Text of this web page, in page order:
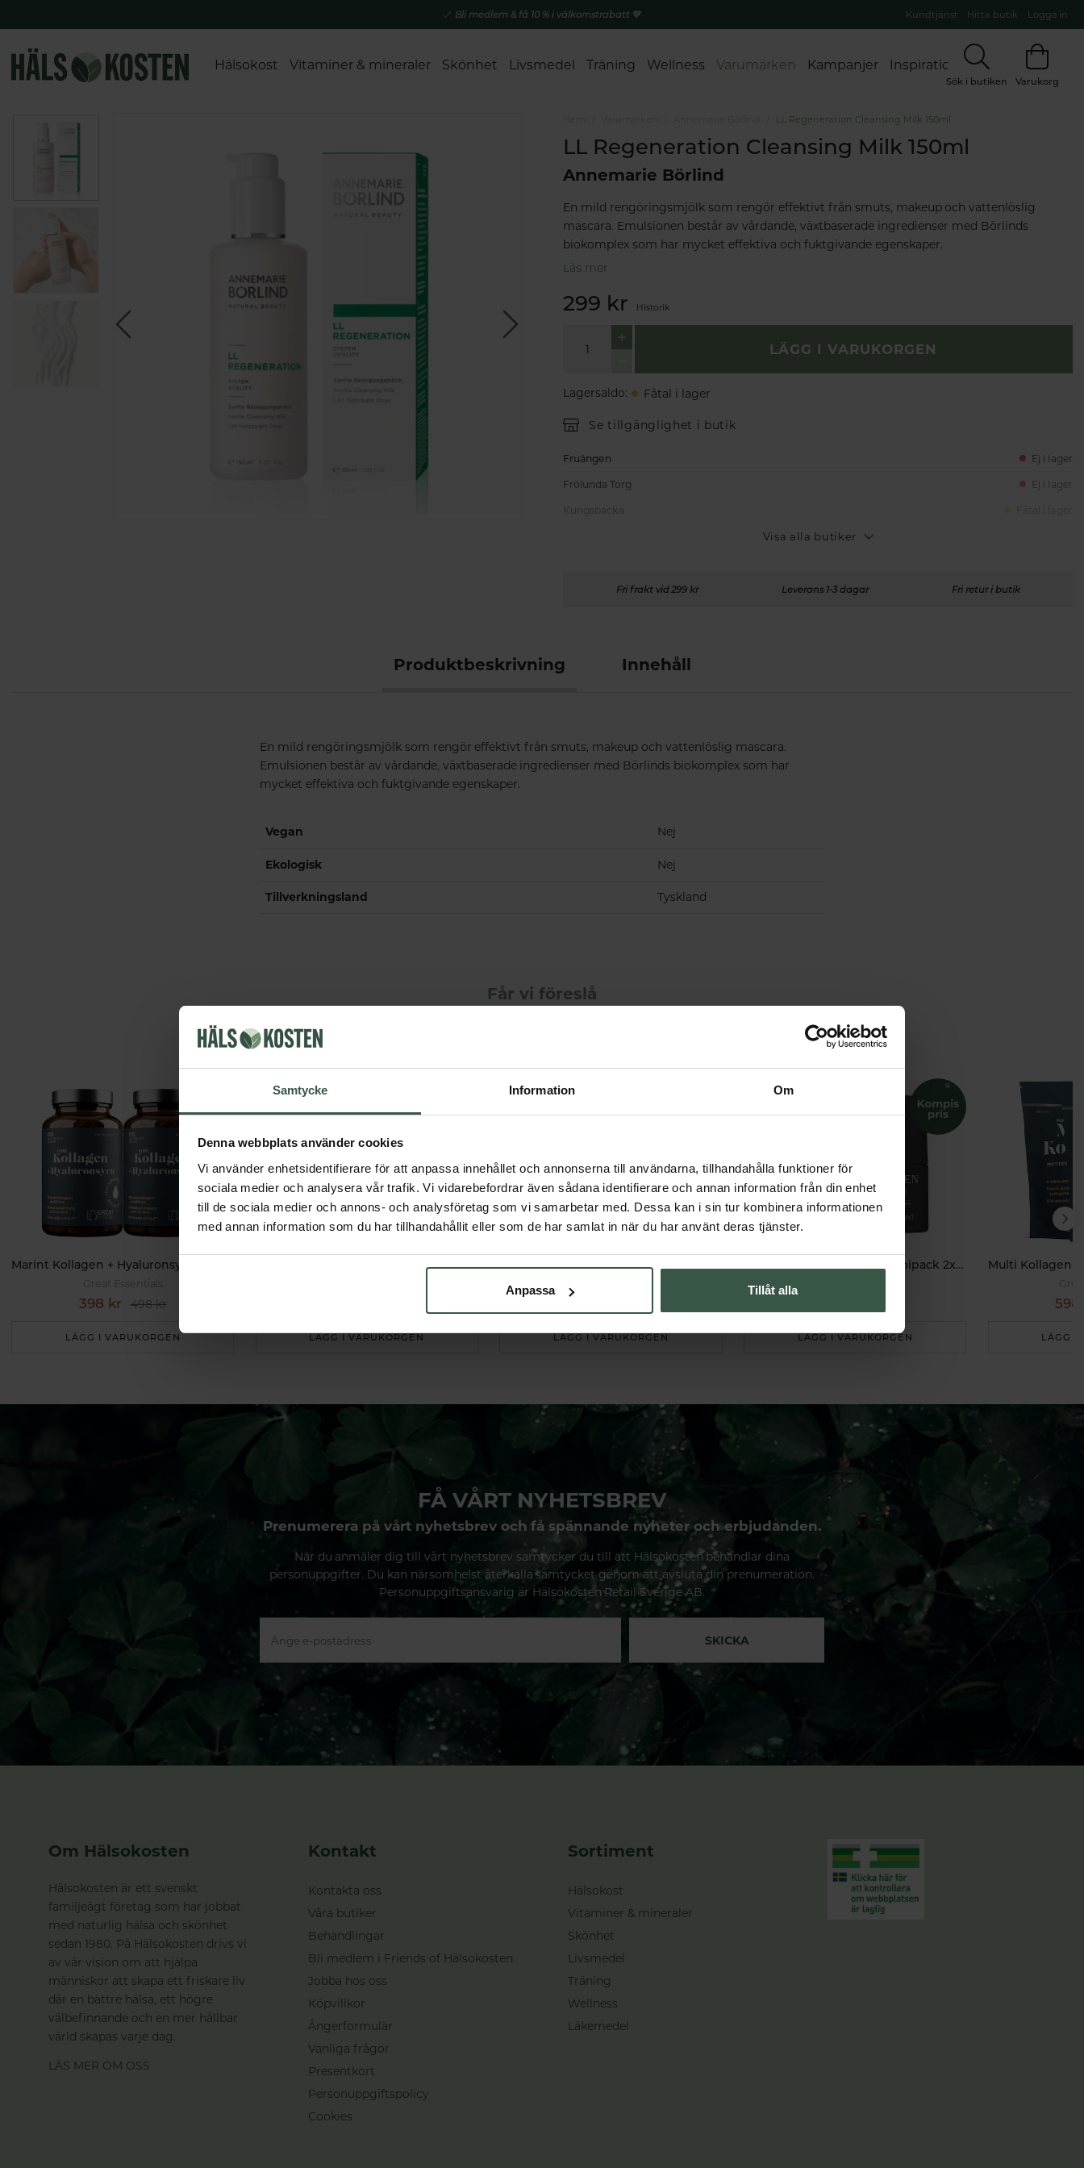
Samtycke Information Om
Denna webbplats använder cookies
Vi använder enhetsidentifierare för att anpassa innehållet och annonserna till användarna, tillhandahålla funktioner för
sociala medier och analysera vår trafik. Vi vidarebefordrar även sådana identifierare och annan information från din enhet
till de sociala medier och annons- och analysföretag som vi samarbetar med. Dessa kan i sin tur kombinera informationen
med annan information som du har tillhandahållit eller som de har samlat in när du har använt deras tjänster.
Anpassa Tillåt alla
Bli medlem & få 10 % i välkomstrabatt 💚 Kundtjänst Hitta butik Logga in
Hälsokost Vitaminer & mineraler Skönhet Livsmedel Träning Wellness Varumärken Kampanjer Inspiration
Sök i butiken Varukorg
LL Regeneration Cleansing Milk 150ml
LL Regeneration Cleansing Milk 150ml
Annemarie Börlind
En mild rengöringsmjölk som rengör effektivt från smuts, makeup och vattenlöslig
mascara. Emulsionen består av vårdande, växtbaserade ingredienser med Börlinds
biokomplex som har mycket effektiva och fuktgivande egenskaper.
Läs mer
299 kr Historik
LÄGG I VARUKORGEN
Lagersaldo: Fåtal i lager
Se tillgänglighet i butik
Fruängen Ej i lager
Frölunda Torg Ej i lager
Visa alla butiker
Fri frakt vid 299 kr Leverans 1-3 dagar Fri retur i butik
Produktbeskrivning Innehåll
En mild rengöringsmjölk som rengör effektivt från smuts, makeup och vattenlöslig mascara.
Emulsionen består av vårdande, växtbaserade ingredienser med Börlinds biokomplex som har
mycket effektiva och fuktgivande egenskaper.
Vegan Nej
Ekologisk Nej
Tillverkningsland Tyskland
Får vi föreslå
Great Essentials
398 kr 498 kr
LÄGG I VARUKORGEN
Multi Kollagenpeptider I II III Ekonomipack 2x120k
LÄGG I VARUKORGEN LÄGG I VARUKORGEN
Deodorant for Men Ekonomipack 2x50ml
LÄGG I VARUKORGEN
598
LÄGG I
FÅ VÅRT NYHETSBREV
Prenumerera på vårt nyhetsbrev och få spännande nyheter och erbjudanden.
När du anmäler dig till vårt nyhetsbrev samtycker du till att Hälsokosten behandlar dina
personuppgifter. Du kan närsomhelst återkalla samtycket genom att avsluta din prenumeration.
Personuppgiftsansvarig är Hälsokosten Retail Sverige AB.
SKICKA
Om Hälsokosten
Hälsokosten är ett svenskt
familjeägt företag som har jobbat
med naturlig hälsa och skönhet
sedan 1980. På Hälsokosten drivs vi
av vår vision om att hjälpa
människor att skapa ett friskare liv
där en bättre hälsa, ett högre
välbefinnande och en mer hållbar
värld skapas varje dag.
LÄS MER OM OSS
Kontakt
Kontakta oss
Våra butiker
Behandlingar
Bli medlem i Friends of Hälsokosten
Jobba hos oss
Köpvillkor
Ångerformulär
Vanliga frågor
Presentkort
Personuppgiftspolicy
Cookies
Sortiment
Hälsokost
Vitaminer & mineraler
Skönhet
Livsmedel
Träning
Wellness
Läkemedel